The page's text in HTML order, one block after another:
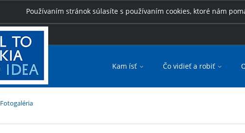
Používaním stránok súlasíte s používaním cookies, ktoré nám
Kam ísť Čo vidieť a robiť
Fotogaléria